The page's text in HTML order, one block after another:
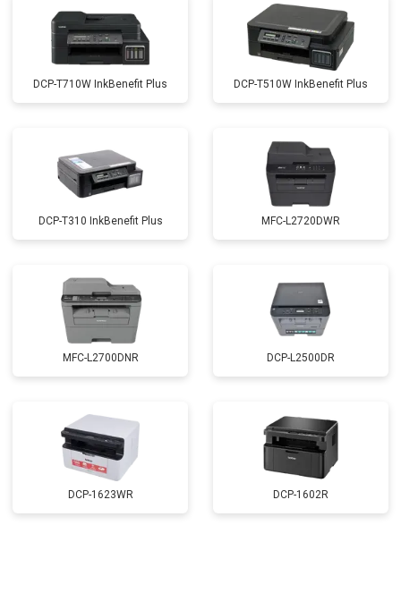
DCP-T710W InkBenefit Plus DCP-T510W InkBenefit Plus
DCP-T310 InkBenefit Plus MFC-L2720DWR
MFC-L2700DNR DCP-L2500DR
DCP-1623WR DCP-1602R